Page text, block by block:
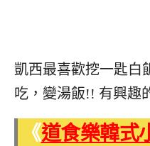
凱西最喜歡挖一匙白
吃，變湯飯!! 有興趣
《道食樂韓式